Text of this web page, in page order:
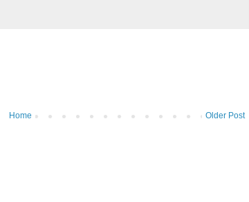
Older Post
Home